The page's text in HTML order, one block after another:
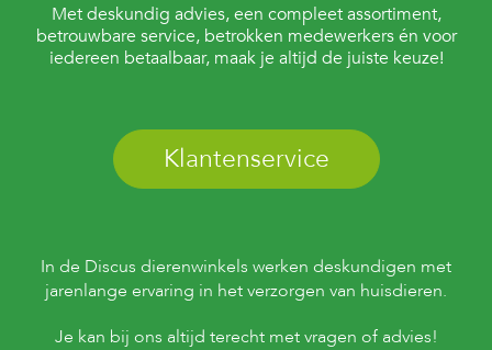
Met deskundig advies, een compleet assortiment,
betrouwbare service, betrokken medewerkers én voor
iedereen betaalbaar, maak je altijd de juiste keuze!
Klantenservice
In de Discus dierenwinkels werken deskundigen met
jarenlange ervaring in het verzorgen van huisdieren.
Je kan bij ons altijd terecht met vragen of advies!